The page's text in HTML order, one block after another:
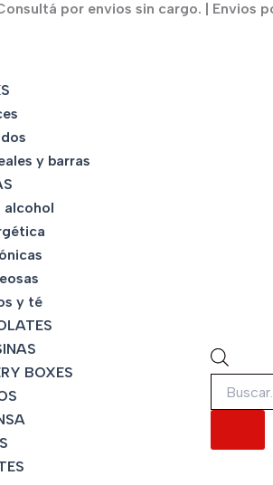
por envios sin cargo. | Envios
y barras
alcohol
y té
BOXES